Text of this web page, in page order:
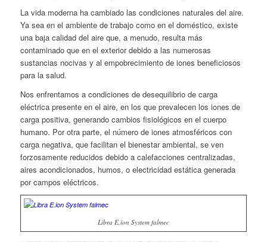
La vida moderna ha cambiado las condiciones naturales del aire.
Ya sea en el ambiente de trabajo como en el doméstico, existe
una baja calidad del aire que, a menudo, resulta más
contaminado que en el exterior debido a las numerosas
sustancias nocivas y al empobrecimiento de iones beneficiosos
para la salud.
Nos enfrentamos a condiciones de desequilibrio de carga
eléctrica presente en el aire, en los que prevalecen los iones de
carga positiva, generando cambios fisiológicos en el cuerpo
humano. Por otra parte, el número de iones atmosféricos con
carga negativa, que facilitan el bienestar ambiental, se ven
forzosamente reducidos debido a calefacciones centralizadas,
aires acondicionados, humos, o electricidad estática generada
por campos eléctricos.
Libra E.ion System falmec